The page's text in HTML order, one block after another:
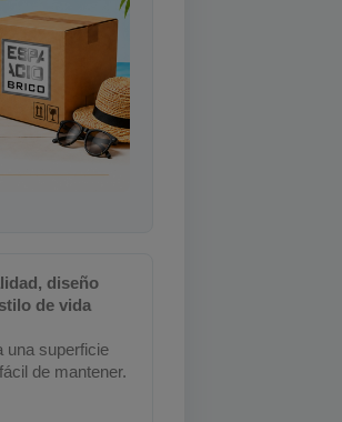
diseño
de vida
una superficie
de mantener.